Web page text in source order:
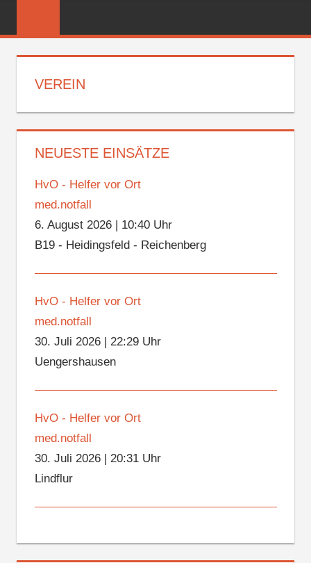
FEUERWEHR
VEREIN
NEUESTE EINSÄTZE
HvO - Helfer vor Ort
med.notfall
6. August 2026| 10:40 Uhr
B19 - Heidingsfeld - Reichenberg
HvO - Helfer vor Ort
med.notfall
30. Juli 2026| 22:29 Uhr
Uengershausen
HvO - Helfer vor Ort
med.notfall
30. Juli 2026| 20:31 Uhr
Lindflur